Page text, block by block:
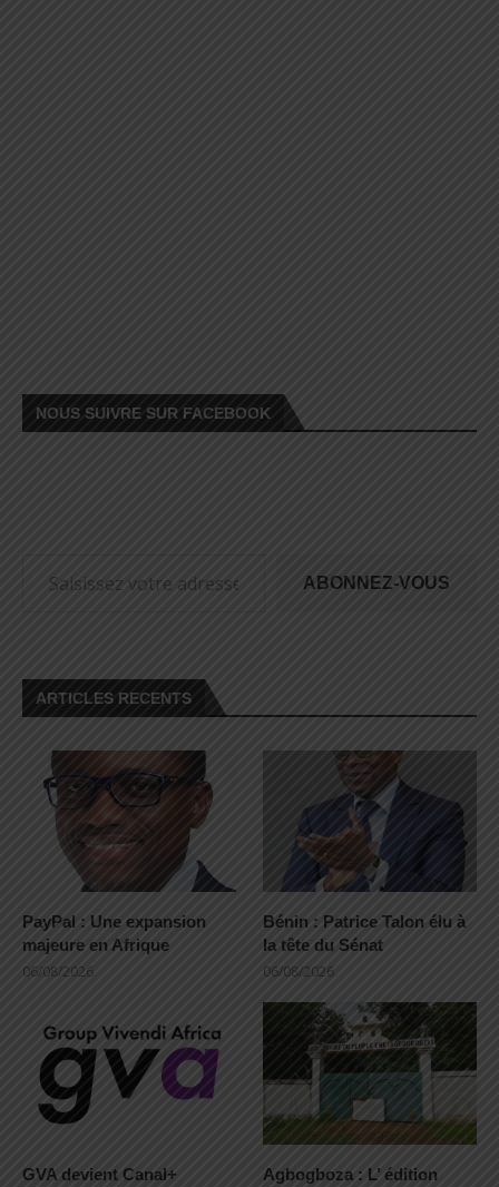
NOUS SUIVRE SUR FACEBOOK
ABONNEZ-VOUS
ARTICLES RECENTS
PayPal : Une expansion
majeure en Afrique
06/08/2026
Bénin : Patrice Talon élu à
la tête du Sénat
06/08/2026
GVA devient Canal+
Agbogboza : L’ édition